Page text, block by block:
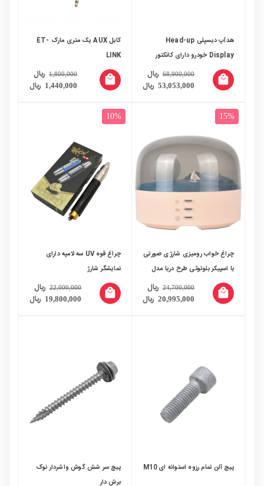
هدآپ دیسپلی Head-up
Display خودرو دارای کانکتور
OBD2 مدل P10
53,053,000 ریال
68,900,000 ریال local_mall
کابل AUX یک متری مارک ET-
LINK
1,440,000 ریال
1,800,000 ریال local_mall
15%
چراغ خواب رومیزی شارژی صورتی
با اسپیکر بلوتوثی طرح دریا مدل
LJC-212
20,995,000 ریال
24,700,000 ریال local_mall
10%
چراغ قوه UV سه لامپه دارای
نمایشگر شارژ
19,800,000 ریال
22,000,000 ریال local_mall
پیچ آلن تمام رزوه استوانه ای M10
پیچ سر شش گوش واشردار نوک
برش دار